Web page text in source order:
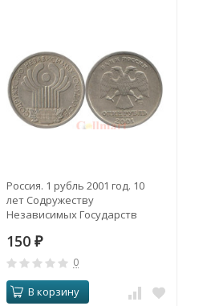
Россия. 1 рубль 2001 год. 10
лет Содружеству
Независимых Государств
150₽
0
В корзину